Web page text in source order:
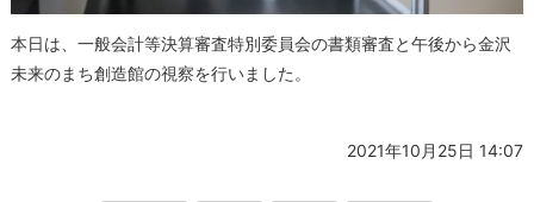
本日は、一般会計等決算審査特別委員会の書類審査と午後から金沢
未来のまち創造館の視察を行いました。
2021年10月25日 14:07